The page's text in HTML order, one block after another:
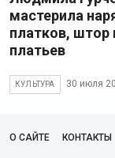
мастерила
платков, штор
платьев
КУЛЬТУРА 30 июля
О САЙТЕ КОНТАКТЫ